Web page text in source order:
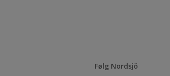
Følg Nordsjö